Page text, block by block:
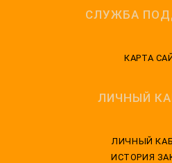
СЛУЖБА
КАРТА
ЛИЧНЫЙ
ЛИЧНЫЙ
ИСТОРИЯ